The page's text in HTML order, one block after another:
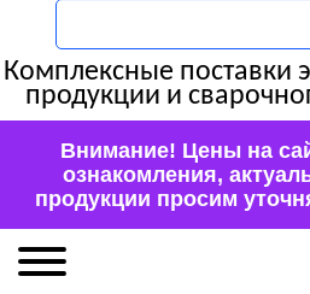
Комплексные поставки
продукции и
Внимание! Цены на
ознакомления,
продукции просим